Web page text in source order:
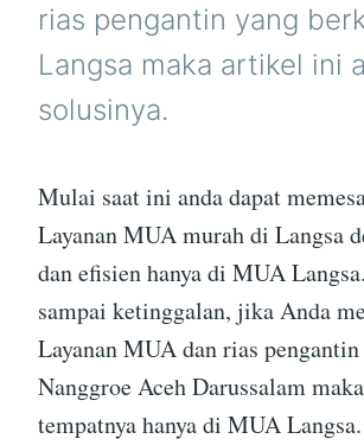
rias pengantin yang
Langsa maka artikel ini
solusinya.
Mulai saat ini anda dapat
Layanan MUA murah di Langsa
dan efisien hanya di MUA
sampai ketinggalan, jika Anda
Layanan MUA dan rias
Nanggroe Aceh Darussalam
tempatnya hanya di MUA